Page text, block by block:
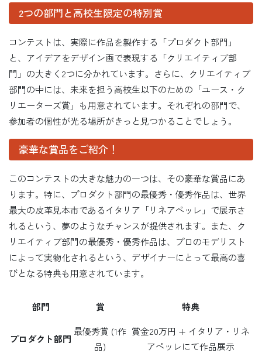
2つの部門と高校生限定の特別賞
コンテストは、実際に作品を製作する「プロダクト部門」
と、アイデアをデザイン画で表現する「クリエイティブ部
門」の大きく2つに分かれています。さらに、クリエイティブ
部門の中には、未来を担う高校生以下のための「ユース・ク
リエーターズ賞」も用意されています。それぞれの部門で、
参加者の個性が光る場所がきっと見つかることでしょう。
豪華な賞品をご紹介！
このコンテストの大きな魅力の一つは、その豪華な賞品にあ
ります。特に、プロダクト部門の最優秀・優秀作品は、世界
最大の皮革見本市であるイタリア「リネアペッレ」で展示さ
れるという、夢のようなチャンスが提供されます。また、ク
リエイティブ部門の最優秀・優秀作品は、プロのモデリスト
によって実物化されるという、デザイナーにとって最高の喜
びとなる特典も用意されています。
部門 賞 特典
プロダクト部門
最優秀賞 (1作
品)
賞金20万円 + イタリア・リネ
アペッレにて作品展示